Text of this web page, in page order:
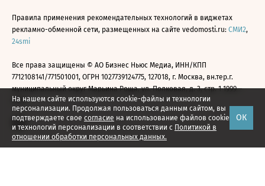
На нашем сайте используются cookie-файлы и технологии
персонализации. Продолжая пользоваться данным сайтом, вы
подтверждаете свое согласие на использование файлов cookie
и технологий персонализации в соответствии с Политикой в
отношении обработки персональных данных.
ОК
Правила применения рекомендательных технологий в виджетах
рекламно-обменной сети, размещенных на сайте vedomosti.ru: СМИ2,
24smi
Все права защищены © АО Бизнес Ньюс Медиа, ИНН/КПП
7712108141/771501001, ОГРН 1027739124775, 127018, г. Москва, вн.тер.г.
муниципальный округ Марьина Роща, ул. Полковая, д. 3, стр. 1 1999—
2026